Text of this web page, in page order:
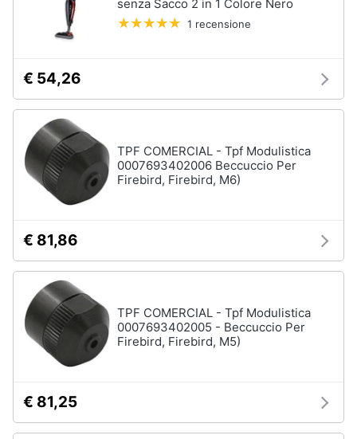
Brico
Giardinaggio
Salute
e
igiene
Beauty
Giocattoli
Prima
infanzia
Fotografia
Abbigliamento
Pulire
lavare
e
stirare
Scopa
Vaporella
Stendibiancheria
Vedi
Posate
senza Sacco 2 in 1 Colore Nero
1 recensione
€ 54,26
TPF COMERCIAL - Tpf Modulistica
0007693402006 Beccuccio Per
Firebird, Firebird, M6)
€ 81,86
TPF COMERCIAL - Tpf Modulistica
0007693402005 - Beccuccio Per
Firebird, Firebird, M5)
€ 81,25